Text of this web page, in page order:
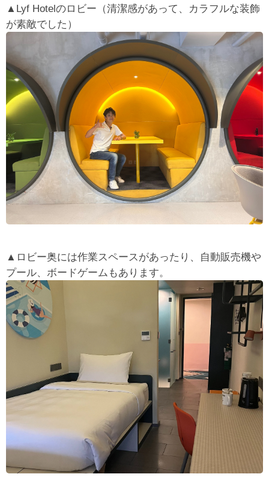
▲Lyf Hotelのロビー（清潔感があって、カラフルな装飾
が素敵でした）
▲ロビー奥には作業スペースがあったり、自動販売機や
プール、ボードゲームもあります。